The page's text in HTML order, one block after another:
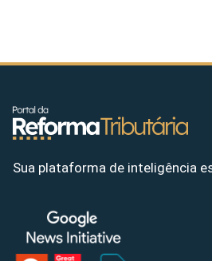
Sua plataforma de inteligência